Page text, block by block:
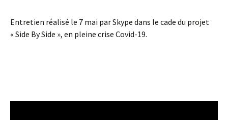
Entretien réalisé le 7 mai par Skype dans le cade du projet
« Side By Side », en pleine crise Covid-19.